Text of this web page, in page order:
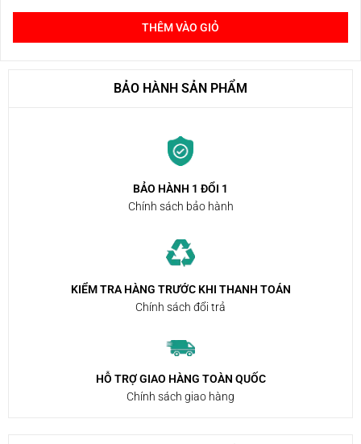
THÊM VÀO GIỎ
BẢO HÀNH SẢN PHẨM
BẢO HÀNH 1 ĐỔI 1
Chính sách bảo hành
KIỂM TRA HÀNG TRƯỚC KHI THANH TOÁN
Chính sách đổi trả
HỖ TRỢ GIAO HÀNG TOÀN QUỐC
Chính sách giao hàng